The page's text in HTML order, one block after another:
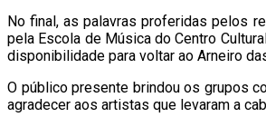
No final, as palavras proferidas pelos
pela Escola de Música do Centro
disponibilidade para voltar ao Arneiro
O público presente brindou os grupos
agradecer aos artistas que levaram a